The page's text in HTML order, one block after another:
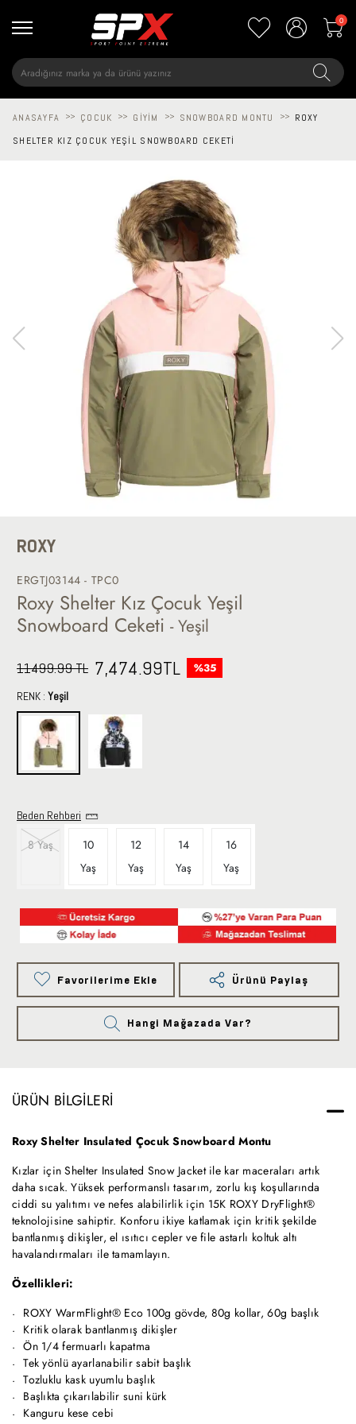
0
ANASAYFA >> ÇOCUK >> GIYIM >> SNOWBOARD MONTU >>
ROXY
SHELTER KIZ ÇOCUK YEŞIL SNOWBOARD CEKETI
ROXY
ERGTJ03144 - TPC0
Roxy Shelter Kız Çocuk Yeşil
Snowboard Ceketi - Yeşil
11499.99 TL 7,474.99TL %35
RENK : Yeşil
Beden Rehberi
8 Yaş
10
Yaş
12
Yaş
14
Yaş
16
Yaş
Favorilerime Ekle Ürünü Paylaş
Hangi Mağazada Var?
ÜRÜN BILGILERI
Roxy Shelter Insulated Çocuk Snowboard Montu
Kızlar için Shelter Insulated Snow Jacket ile kar maceraları artık
daha sıcak. Yüksek performanslı tasarım, zorlu kış koşullarında
ciddi su yalıtımı ve nefes alabilirlik için 15K ROXY DryFlight®
teknolojisine sahiptir. Konforu ikiye katlamak için kritik şekilde
bantlanmış dikişler, el ısıtıcı cepler ve file astarlı koltuk altı
havalandırmaları ile tamamlayın.
Özellikleri:
ROXY WarmFlight® Eco 100g gövde, 80g kollar, 60g başlık
Kritik olarak bantlanmış dikişler
Ön 1/4 fermuarlı kapatma
Tek yönlü ayarlanabilir sabit başlık
Tozluklu kask uyumlu başlık
Başlıkta çıkarılabilir suni kürk
Kanguru kese cebi